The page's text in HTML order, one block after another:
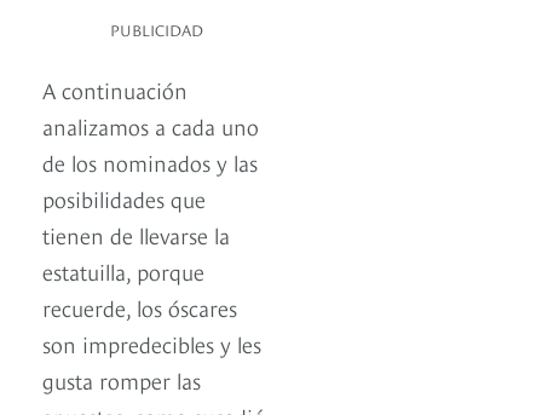
PUBLICIDAD
A continuación
analizamos a cada uno
de los nominados y las
posibilidades que
tienen de llevarse la
estatuilla, porque
recuerde, los óscares
son impredecibles y les
gusta romper las